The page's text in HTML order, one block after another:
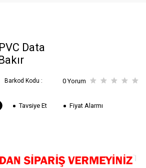
Data
Barkod Kodu : 0 Yorum
Tavsiye Et Fiyat Alarmı